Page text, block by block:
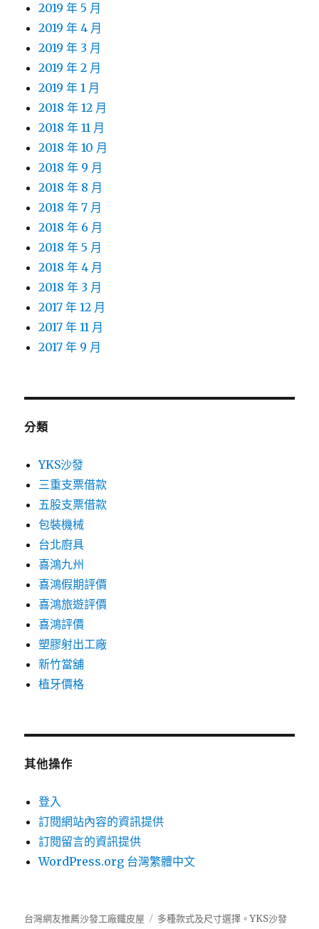
2019 年 5 月
2019 年 4 月
2019 年 3 月
2019 年 2 月
2019 年 1 月
2018 年 12 月
2018 年 11 月
2018 年 10 月
2018 年 9 月
2018 年 8 月
2018 年 7 月
2018 年 6 月
2018 年 5 月
2018 年 4 月
2018 年 3 月
2017 年 12 月
2017 年 11 月
2017 年 9 月
分類
YKS沙發
三重支票借款
五股支票借款
包裝機械
台北廚具
喜鴻九州
喜鴻假期評價
喜鴻旅遊評價
喜鴻評價
塑膠射出工廠
新竹當舖
植牙價格
其他操作
登入
訂閱網站內容的資訊提供
訂閱留言的資訊提供
WordPress.org 台灣繁體中文
台灣網友推薦沙發工廠鐵皮屋 多種款式及尺寸選擇。YKS沙發